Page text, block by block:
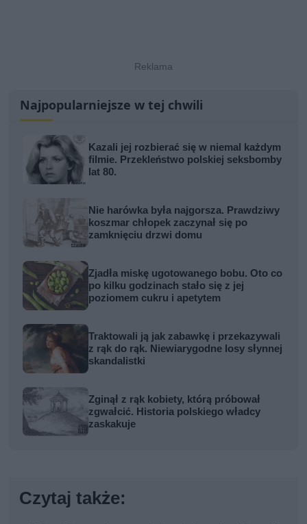
Najpopularniejsze w tej chwili
Kazali jej rozbierać się w niemal każdym
filmie. Przekleństwo polskiej seksbomby
lat 80.
Nie harówka była najgorsza. Prawdziwy
koszmar chłopek zaczynał się po
zamknięciu drzwi domu
Zjadła miskę ugotowanego bobu. Oto co
po kilku godzinach stało się z jej
poziomem cukru i apetytem
Traktowali ją jak zabawkę i przekazywali
z rąk do rąk. Niewiarygodne losy słynnej
skandalistki
Zginął z rąk kobiety, którą próbował
zgwałcić. Historia polskiego władcy
zaskakuje
Czytaj także: